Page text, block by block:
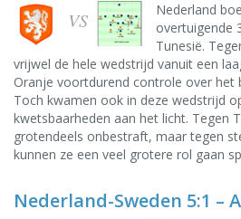
VS
Nederland
overtuigende
Tunesië.
vrijwel de hele wedstrijd vanuit een
Oranje voortdurend controle over het
Toch kwamen ook in deze wedstrijd
kwetsbaarheden aan het licht. Tegen
grotendeels onbestraft, maar tegen
kunnen ze een veel grotere rol gaan
Nederland-Sweden 5:1 –